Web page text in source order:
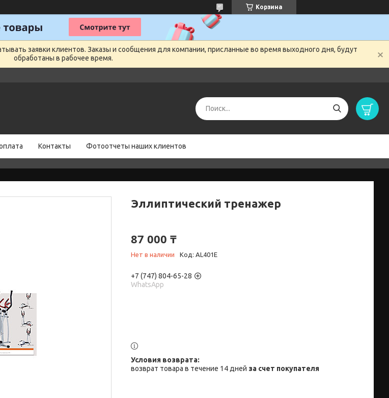
Корзина
заявки клиентов. Заказы и сообщения для компании, присланные во время выходного дня, будут
обработаны в рабочее время.
Контакты Фотоотчеты наших клиентов
Эллиптический тренажер
87 000 ₸
Нет в наличии Код: AL401E
+7 (747) 804-65-28
WhatsApp
возврат товара в течение 14 дней за счет покупателя